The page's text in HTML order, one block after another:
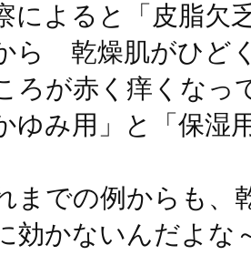
によると「皮脂欠
ら 乾燥肌がひど
ろが赤く痒くなっ
ゆみ用」と「保
までの例からも、
効かないんだよな